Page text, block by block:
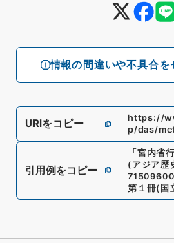
情報の間違いや不具合を
URIをコピー
https://
p/das/
引用例をコピー
「宮内省
(アジア歴
71509600
第１冊(国